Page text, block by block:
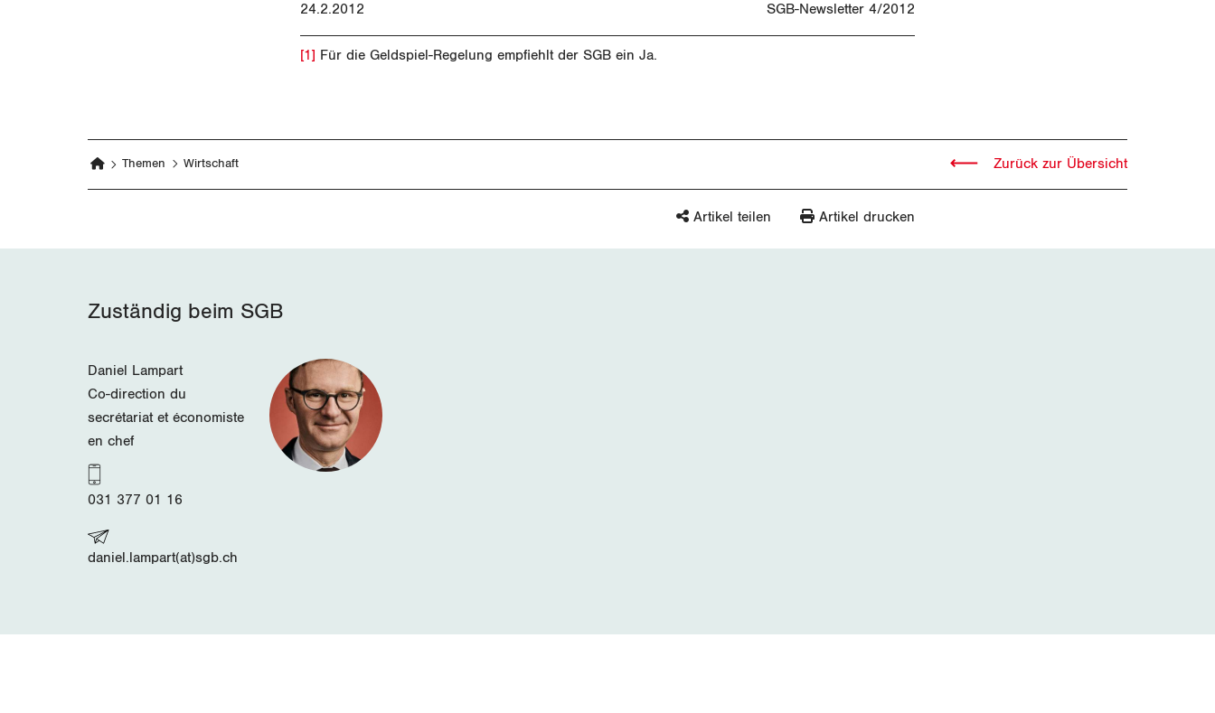
24.2.2012 SGB-Newsletter 4/2012
[1] Für die Geldspiel-Regelung empfiehlt der SGB ein Ja.
Themen Wirtschaft Zurück zur Übersicht
Artikel teilen Artikel drucken
Zuständig beim SGB
Daniel Lampart
Co-direction du
secrétariat et économiste
en chef
031 377 01 16
daniel.lampart(at)sgb.ch